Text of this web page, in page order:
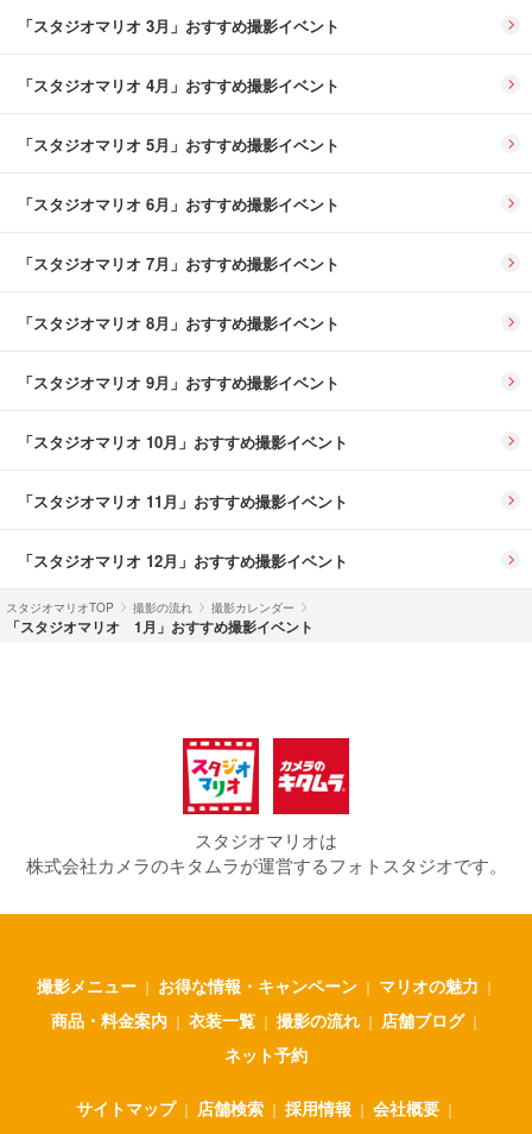
「スタジオマリオ 3月」おすすめ撮影イベント
「スタジオマリオ 4月」おすすめ撮影イベント
「スタジオマリオ 5月」おすすめ撮影イベント
「スタジオマリオ 6月」おすすめ撮影イベント
「スタジオマリオ 7月」おすすめ撮影イベント
「スタジオマリオ 8月」おすすめ撮影イベント
「スタジオマリオ 9月」おすすめ撮影イベント
「スタジオマリオ 10月」おすすめ撮影イベント
「スタジオマリオ 11月」おすすめ撮影イベント
「スタジオマリオ 12月」おすすめ撮影イベント
スタジオマリオTOP 撮影の流れ 撮影カレンダー
「スタジオマリオ 1月」おすすめ撮影イベント
スタジオマリオは
株式会社カメラのキタムラが運営するフォトスタジオです。
撮影メニュー ｜ お得な情報・キャンペーン ｜ マリオの魅力 ｜
商品・料金案内 ｜ 衣装一覧 ｜ 撮影の流れ ｜ 店舗ブログ ｜
ネット予約
サイトマップ ｜ 店舗検索 ｜ 採用情報 ｜ 会社概要 ｜